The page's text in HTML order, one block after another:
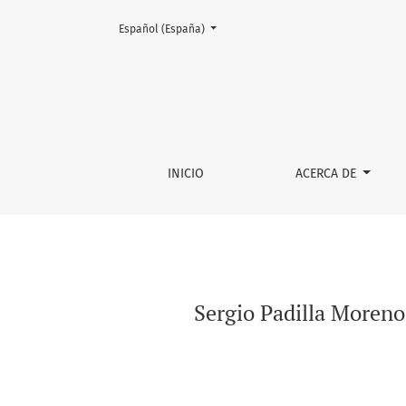
Sergio Padilla Moreno. La Iglesia
INICIO ACERCA DE
Cambiar el idioma. El actual es:
Español (España)
Sergio Padilla